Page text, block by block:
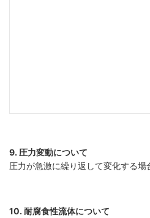
9. 圧力変動について
圧力が急激に繰り返して変化する
10. 耐腐食性流体について